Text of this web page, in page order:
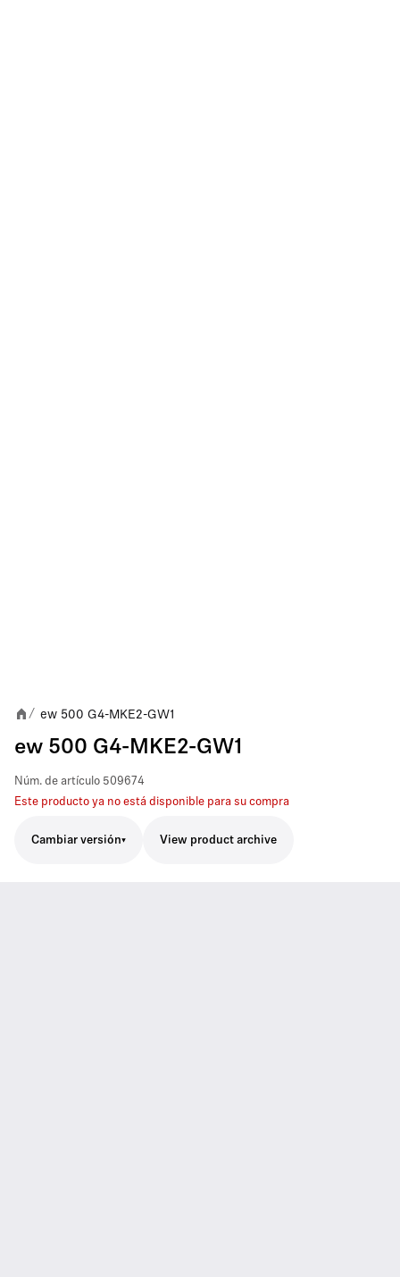
/ ew 500 G4-MKE2-GW1
ew 500 G4-MKE2-GW1
Núm. de artículo 509674
Este producto ya no está disponible para su compra
Cambiar versión View product archive